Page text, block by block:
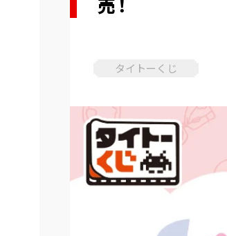
売！
タイトーくじ